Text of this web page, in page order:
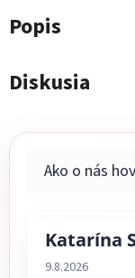
Popis
Diskusia
Katarína
Hodnotenie
9.8.2026